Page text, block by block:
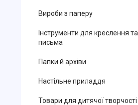
Вироби з паперу
Інструменти для креслення та
письма
Папки й архіви
Настільне приладдя
Товари для дитячої творчості